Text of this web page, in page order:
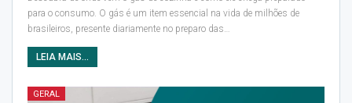
para o consumo. O gás é um item essencial na vida de milhões de
brasileiros, presente diariamente no preparo das…
LEIA MAIS...
GERAL